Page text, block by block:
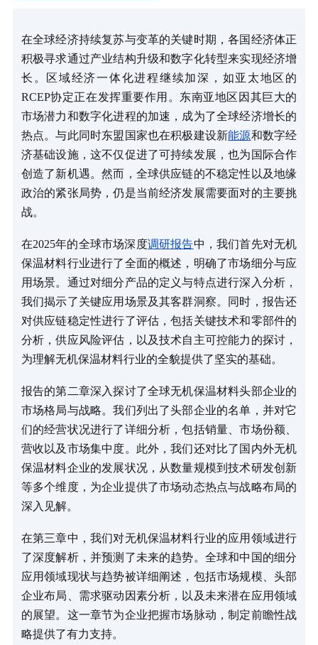
在全球经济持续复苏与变革的关键时期，各国经济体正
积极寻求通过产业结构升级和数字化转型来实现经济增
长。区域经济一体化进程继续加深，如亚太地区的
RCEP协定正在发挥重要作用。东南亚地区因其巨大的
市场潜力和数字化进程的加速，成为了全球经济增长的
热点。与此同时东盟国家也在积极建设新能源和数字经
济基础设施，这不仅促进了可持续发展，也为国际合作
创造了新机遇。然而，全球供应链的不稳定性以及地缘
政治的紧张局势，仍是当前经济发展需要面对的主要挑
战。
在2025年的全球市场深度调研报告中，我们首先对无机
保温材料行业进行了全面的概述，明确了市场细分与应
用场景。通过对细分产品的定义与特点进行深入分析，
我们揭示了关键应用场景及其客群洞察。同时，报告还
对供应链稳定性进行了评估，包括关键技术和零部件的
分析，供应风险评估，以及技术自主可控能力的探讨，
为理解无机保温材料行业的全貌提供了坚实的基础。
报告的第二章深入探讨了全球无机保温材料头部企业的
市场格局与战略。我们列出了头部企业的名单，并对它
们的经营状况进行了详细分析，包括销量、市场份额、
营收以及市场集中度。此外，我们还对比了国内外无机
保温材料企业的发展状况，从数量规模到技术研发创新
等多个维度，为企业提供了市场动态热点与战略布局的
深入见解。
在第三章中，我们对无机保温材料行业的应用领域进行
了深度解析，并预测了未来的趋势。全球和中国的细分
应用领域现状与趋势被详细阐述，包括市场规模、头部
企业布局、需求驱动因素分析，以及未来潜在应用领域
的展望。这一章节为企业把握市场脉动，制定前瞻性战
略提供了有力支持。